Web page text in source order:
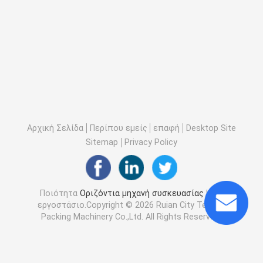
Αρχική Σελίδα Περίπου εμείς επαφή
Desktop Site
Sitemap
Privacy Policy
Ποιότητα Οριζόντια μηχανή συσκευασίας Κίνα
εργοστάσιο.Copyright © 2026 Ruian City Tengda
Packing Machinery Co.,Ltd. All Rights Reserved.